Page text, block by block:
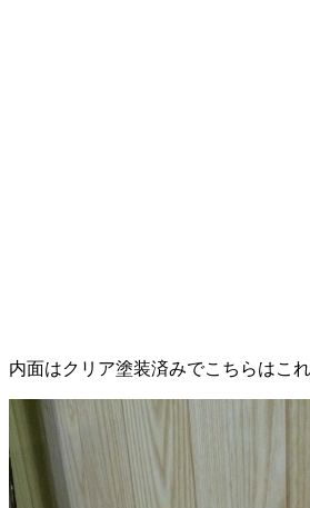
内面はクリア塗装済みでこちらはこ